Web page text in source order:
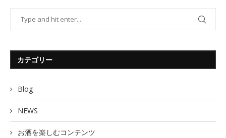
カテゴリー
Blog
NEWS
お酒を楽しむコンテンツ